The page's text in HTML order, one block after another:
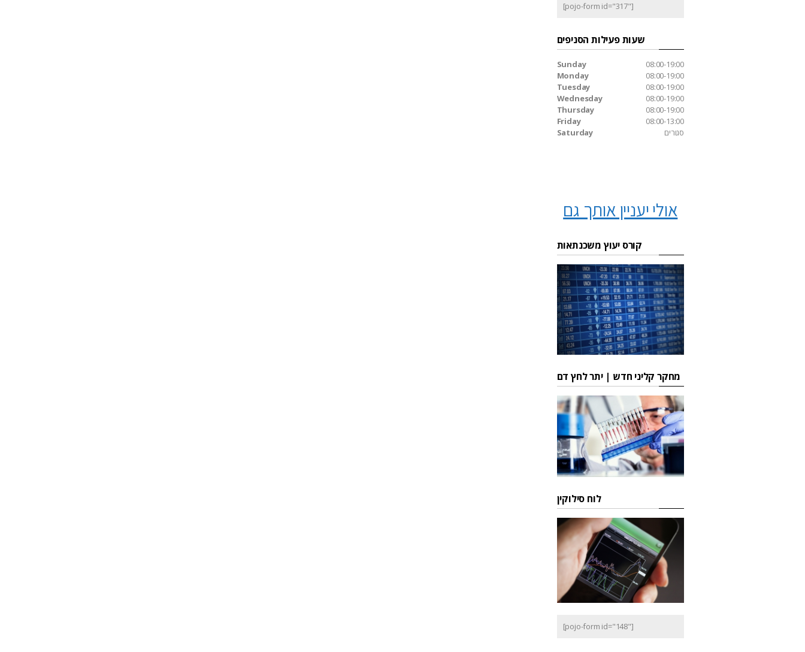
[pojo-form id="317"]
שעות פעילות הסניפים
Sunday
08:00-19:00
Monday
08:00-19:00
Tuesday
08:00-19:00
Wednesday
08:00-19:00
Thursday
08:00-19:00
Friday
08:00-13:00
Saturday
סגורים
אולי יעניין אותך גם
קורס יעוץ משכנתאות
מחקר קליני חדש | יתר לחץ דם
לוח סילוקין
[pojo-form id="148"]